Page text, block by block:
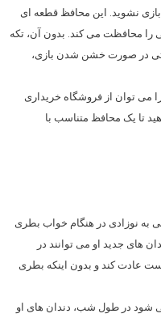
نشوید. این محافظ قطعه ای
را محافظت می کند. بدون آن، تکه
در صورت خشن شدن بازی،
می توان از فروشگاه خریداری
تا یک محافظ متناسب با
به نوزادی در هنگام خواب بطری
های جدید او می توانند در
عادت کند و بدون اینکه بطری
شود در طول شب، دندان های او